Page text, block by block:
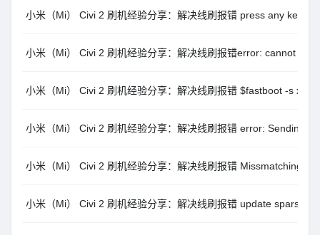
小米（Mi） Civi 2 刷机经验分享：解决线刷报错 press any key to
小米（Mi） Civi 2 刷机经验分享：解决线刷报错error: cannot load
小米（Mi） Civi 2 刷机经验分享：解决线刷报错 $fastboot -s
小米（Mi） Civi 2 刷机经验分享：解决线刷报错 error: Sending
小米（Mi） Civi 2 刷机经验分享：解决线刷报错 Missmatching
小米（Mi） Civi 2 刷机经验分享：解决线刷报错 update sparse